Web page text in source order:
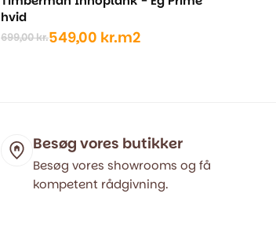
hvid
699,00kr.
Den
549,00 kr.
Den
m2
Besøg vores butikker
Besøg vores showrooms og få
kompetent rådgivning.